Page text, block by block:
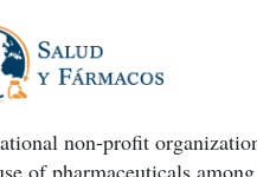
non-profit
of pharmaceuticals